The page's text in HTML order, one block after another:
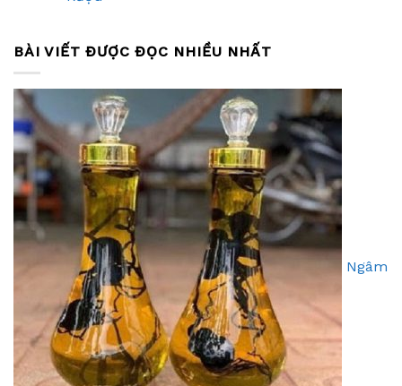
BÀI VIẾT ĐƯỢC ĐỌC NHIỀU NHẤT
Ngâm